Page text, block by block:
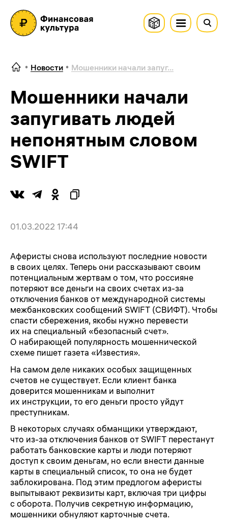
Новости Мошенники начали запуг...
Мошенники начали
запугивать людей
непонятным словом
SWIFT
01.03.2022 17:44
Аферисты снова используют последние новости
в своих целях. Теперь они рассказывают своим
потенциальным жертвам о том, что россияне
потеряют все деньги на своих счетах из-за
отключения банков от международной системы
межбанковских сообщений SWIFT (СВИФТ). Чтобы
спасти сбережения, якобы нужно перевести
их на специальный «безопасный счет».
О набирающей популярность мошеннической
схеме пишет газета «Известия».
На самом деле никаких особых защищенных
счетов не существует. Если клиент банка
доверится мошенникам и выполнит
их инструкции, то его деньги просто уйдут
преступникам.
В некоторых случаях обманщики утверждают,
что из-за отключения банков от SWIFT перестанут
работать банковские карты и люди потеряют
доступ к своим деньгам, но если внести данные
карты в специальный список, то она не будет
заблокирована. Под этим предлогом аферисты
выпытывают реквизиты карт, включая три цифры
с оборота. Получив секретную информацию,
мошенники обнуляют карточные счета.